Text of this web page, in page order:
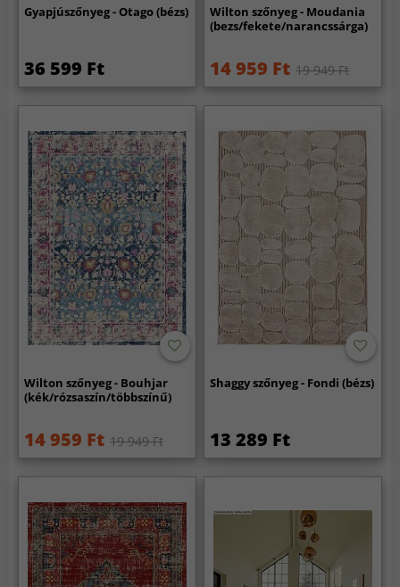
Gyapjúszőnyeg - Otago (bézs)
36 599 Ft
Wilton szőnyeg - Moudania
(bezs/fekete/narancssárga)
14 959 Ft 19 949 Ft
Wilton szőnyeg - Bouhjar
(kék/rózsaszín/többszínű)
14 959 Ft 19 949 Ft
Shaggy szőnyeg - Fondi (bézs)
13 289 Ft